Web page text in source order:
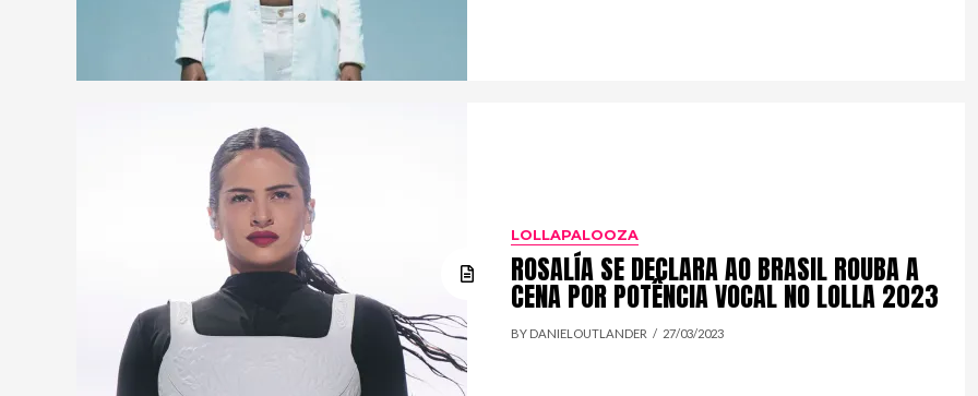
LOLLAPALOOZA
ROSALÍA SE DECLARA AO BRASIL ROUBA A
CENA POR POTÊNCIA VOCAL NO LOLLA 2023
BY DANIELOUTLANDER 27/03/2023